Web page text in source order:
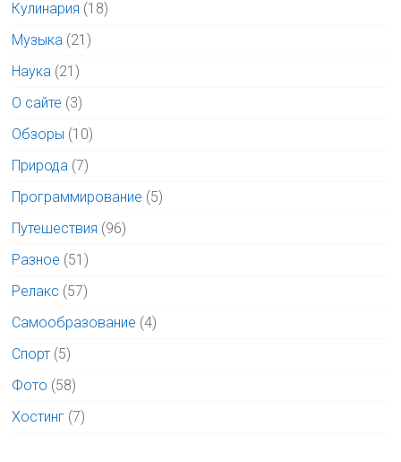
Кулинария (18)
Музыка (21)
Наука (21)
О сайте (3)
Обзоры (10)
Природа (7)
Программирование (5)
Путешествия (96)
Разное (51)
Релакс (57)
Самообразование (4)
Спорт (5)
Фото (58)
Хостинг (7)